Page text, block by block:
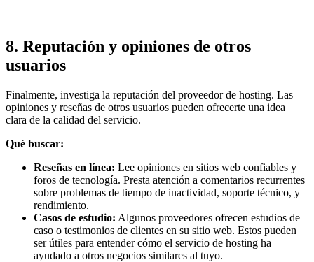
8. Reputación y opiniones de otros
usuarios
Finalmente, investiga la reputación del proveedor de hosting. Las
opiniones y reseñas de otros usuarios pueden ofrecerte una idea
clara de la calidad del servicio.
Qué buscar:
Reseñas en línea: Lee opiniones en sitios web confiables y
foros de tecnología. Presta atención a comentarios recurrentes
sobre problemas de tiempo de inactividad, soporte técnico, y
rendimiento.
Casos de estudio: Algunos proveedores ofrecen estudios de
caso o testimonios de clientes en su sitio web. Estos pueden
ser útiles para entender cómo el servicio de hosting ha
ayudado a otros negocios similares al tuyo.